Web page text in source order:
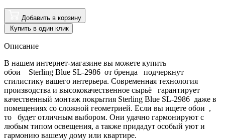
Добавить в корзину
Купить в один клик
Описание
В нашем интернет-магазине вы можете купить
обои Sterling Blue SL-2986 от бренда подчеркнут
стилистику вашего интерьера. Современная технология
производства и высококачественное сырьё гарантирует
качественный монтаж покрытия Sterling Blue SL-2986 даже в
помещениях со сложной геометрией. Если вы ищете обои ,
то будет отличным выбором. Они удачно гармонируют с
любым типом освещения, а также придадут особый уют и
гармонию вашему дому или квартире.